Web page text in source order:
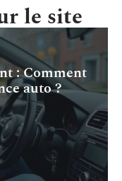
le site
: Comment
auto ?